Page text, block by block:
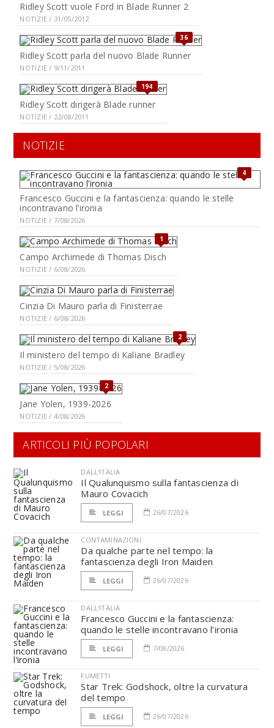
Ridley Scott vuole Ford in Blade Runner 2
NOTIZIE / 31/05/2012
36
Ridley Scott parla del nuovo Blade Runner
NOTIZIE / 9/11/2011
194
Ridley Scott dirigerà Blade runner
NOTIZIE / 22/08/2011
NOTIZIE
4
Francesco Guccini e la fantascienza: quando le stelle
incontravano l’ironia
NOTIZIE / 7/08/2026
1
Campo Archimede di Thomas Disch
NOTIZIE / 6/08/2026
Cinzia Di Mauro parla di Finisterrae
NOTIZIE / 6/08/2026
2
Il ministero del tempo di Kaliane Bradley
NOTIZIE / 5/08/2026
2
Jane Yolen, 1939-2026
NOTIZIE / 4/08/2026
ARTICOLI PIÙ POPOLARI
DALL'ITALIA
Il Qualunquismo sulla fantascienza di
Mauro Covacich
LEGGI 26/07/2026
CONTAMINAZIONI
Da qualche parte nel tempo: la
fantascienza degli Iron Maiden
LEGGI 26/07/2026
DALL'ITALIA
Francesco Guccini e la fantascienza:
quando le stelle incontravano l’ironia
LEGGI 7/08/2026
FUMETTI
Star Trek: Godshock, oltre la curvatura
del tempo
LEGGI 26/07/2026